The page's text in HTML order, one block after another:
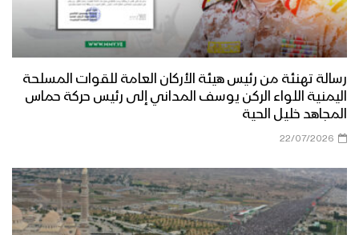
رسالة تهنئة من رئيس هيئة الأركان العامة للقوات المسلحة
اليمنية اللواء الركن يوسف المداني إلى رئيس حركة حماس
المجاهد خليل الحية
22/07/2026